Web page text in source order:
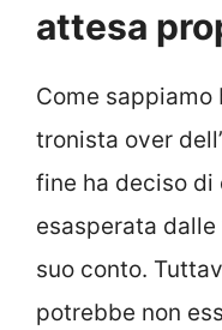
attesa
Come sappiamo
tronista over
fine ha deciso di
esasperata
suo conto.
potrebbe non